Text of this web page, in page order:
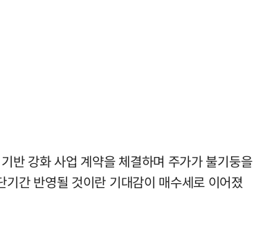
반 강화 사업 계약을 체결하며 주가가 불기둥을
간 반영될 것이란 기대감이 매수세로 이어졌